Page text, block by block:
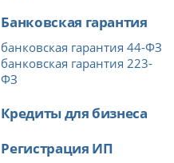
Банковская гарантия
банковская гарантия 44-ФЗ
банковская гарантия 223-
ФЗ
Кредиты для бизнеса
Регистрация ИП